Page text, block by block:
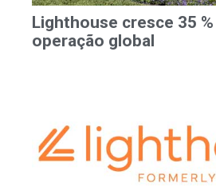
Lighthouse cresce 35
operação global